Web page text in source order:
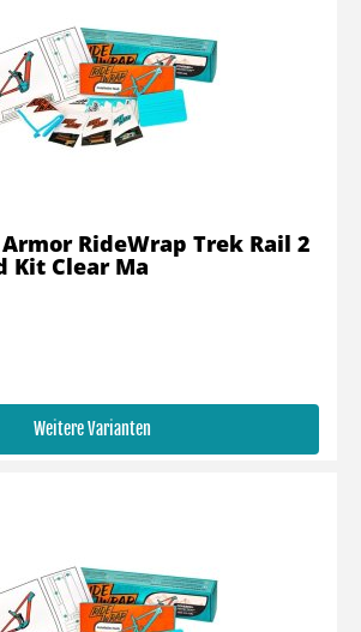
Weitere Varianten
RideWrap Trek Rail 2
Kit Clear Ma